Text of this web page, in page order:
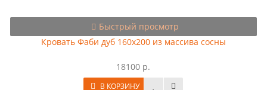
Быстрый просмотр
Кровать Фаби дуб 160х200 из массива сосны
18100 р.
В КОРЗИНУ